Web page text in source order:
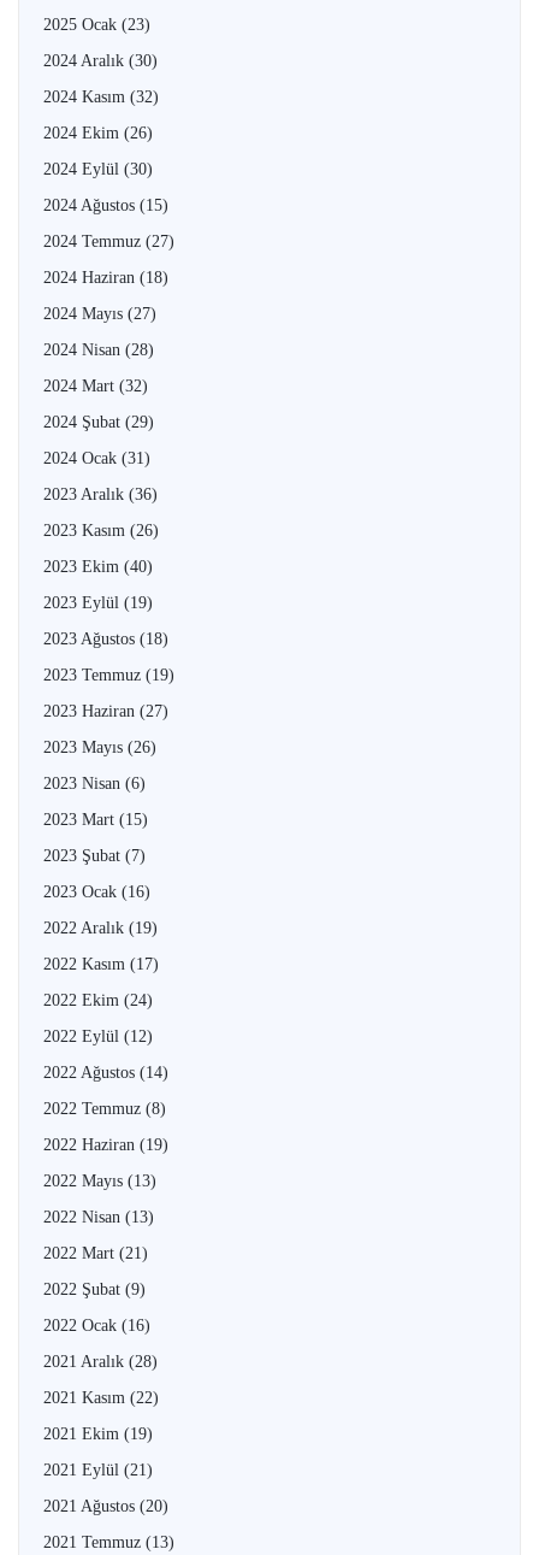
2025 Ocak (23)
2024 Aralık (30)
2024 Kasım (32)
2024 Ekim (26)
2024 Eylül (30)
2024 Ağustos (15)
2024 Temmuz (27)
2024 Haziran (18)
2024 Mayıs (27)
2024 Nisan (28)
2024 Mart (32)
2024 Şubat (29)
2024 Ocak (31)
2023 Aralık (36)
2023 Kasım (26)
2023 Ekim (40)
2023 Eylül (19)
2023 Ağustos (18)
2023 Temmuz (19)
2023 Haziran (27)
2023 Mayıs (26)
2023 Nisan (6)
2023 Mart (15)
2023 Şubat (7)
2023 Ocak (16)
2022 Aralık (19)
2022 Kasım (17)
2022 Ekim (24)
2022 Eylül (12)
2022 Ağustos (14)
2022 Temmuz (8)
2022 Haziran (19)
2022 Mayıs (13)
2022 Nisan (13)
2022 Mart (21)
2022 Şubat (9)
2022 Ocak (16)
2021 Aralık (28)
2021 Kasım (22)
2021 Ekim (19)
2021 Eylül (21)
2021 Ağustos (20)
2021 Temmuz (13)